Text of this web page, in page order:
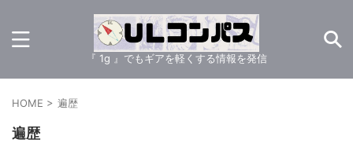
『 1g 』でもギアを軽くする情報を発信
HOME > 遍歴
遍歴